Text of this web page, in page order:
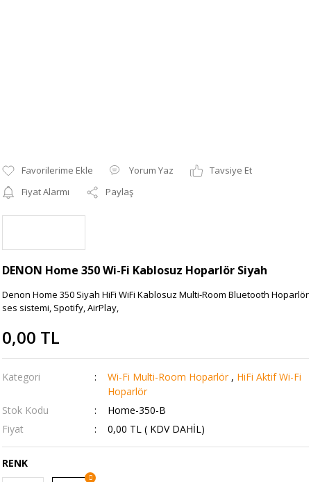
Yorum Yaz
Tavsiye Et
Fiyat Alarmı
Paylaş
DENON Home 350 Wi-Fi Kablosuz Hoparlör Siyah
Denon Home 350 Siyah HiFi WiFi Kablosuz Multi-Room Bluetooth Hoparlör
ses sistemi, Spotify, AirPlay,
0,00 TL
Kategori Wi-Fi Multi-Room Hoparlör , HiFi Aktif Wi-Fi
Hoparlör
Stok Kodu
Home-350-B
Fiyat
0,00 TL ( KDV DAHİL)
RENK